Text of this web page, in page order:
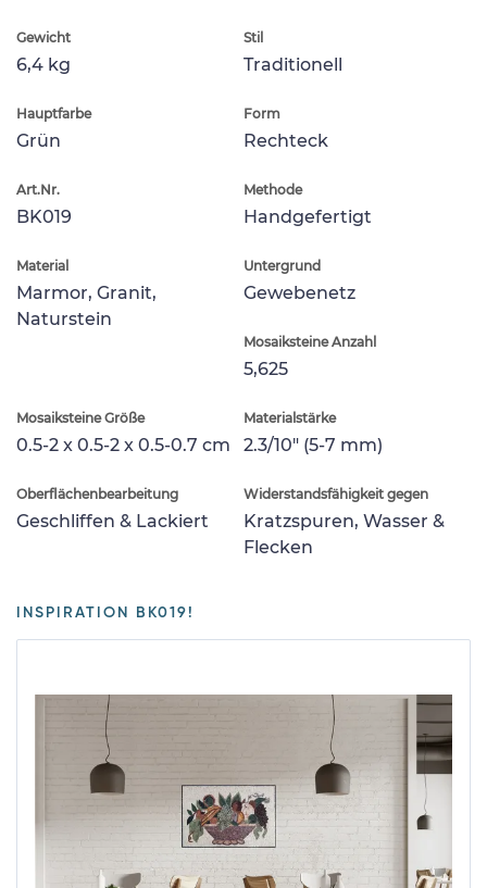
Gewicht
6,4 kg
Stil
Traditionell
Hauptfarbe
Grün
Form
Rechteck
Art.Nr.
BK019
Methode
Handgefertigt
Material
Marmor, Granit,
Naturstein
Untergrund
Gewebenetz
Mosaiksteine Anzahl
5,625
Mosaiksteine Größe
0.5-2 x 0.5-2 x 0.5-0.7 cm
Materialstärke
2.3/10" (5-7 mm)
Oberflächenbearbeitung
Geschliffen & Lackiert
Widerstandsfähigkeit gegen
Kratzspuren, Wasser &
Flecken
INSPIRATION BK019!